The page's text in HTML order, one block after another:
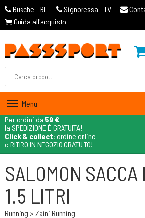
Busche - BL Signoressa - TV
Guida all'acquisto
Menu
Per ordini da 59 €
la SPEDIZIONE È GRATUITA!
Click & collect: ordine online
e RITIRO IN NEGOZIO GRATUITO!
SALOMON SACCA
1.5 LITRI
Running > Zaini Running